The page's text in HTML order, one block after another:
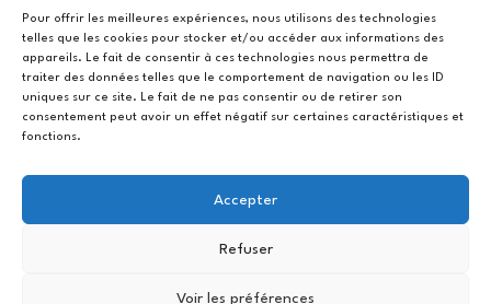
Pour offrir les meilleures expériences, nous utilisons des technologies
telles que les cookies pour stocker et/ou accéder aux informations des
appareils. Le fait de consentir à ces technologies nous permettra de
traiter des données telles que le comportement de navigation ou les ID
uniques sur ce site. Le fait de ne pas consentir ou de retirer son
consentement peut avoir un effet négatif sur certaines caractéristiques et
fonctions.
Accepter
Refuser
Voir les préférences
Politique de cookies (UE)